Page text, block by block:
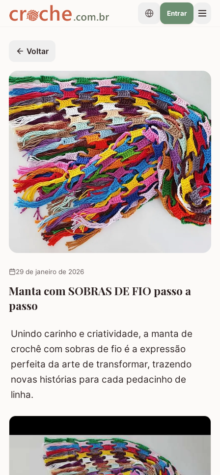
Entrar
Voltar
29 de janeiro de 2026
Manta com SOBRAS DE FIO passo a
passo
Unindo carinho e criatividade, a manta de
crochê com sobras de fio é a expressão
perfeita da arte de transformar, trazendo
novas histórias para cada pedacinho de
linha.